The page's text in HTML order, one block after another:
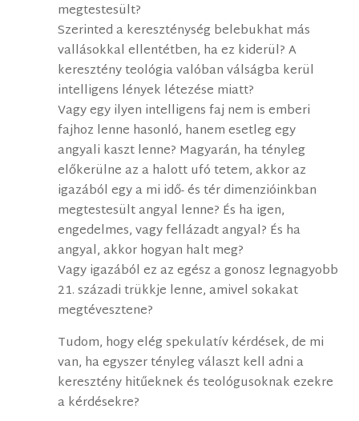
megtestesült?
Szerinted a kereszténység belebukhat más
vallásokkal ellentétben, ha ez kiderül? A
keresztény teológia valóban válságba kerül
intelligens lények létezése miatt?
Vagy egy ilyen intelligens faj nem is emberi
fajhoz lenne hasonló, hanem esetleg egy
angyali kaszt lenne? Magyarán, ha tényleg
előkerülne az a halott ufó tetem, akkor az
igazából egy a mi idő- és tér dimenzióinkban
megtestesült angyal lenne? És ha igen,
engedelmes, vagy fellázadt angyal? És ha
angyal, akkor hogyan halt meg?
Vagy igazából ez az egész a gonosz legnagyobb
21. századi trükkje lenne, amivel sokakat
megtévesztene?
Tudom, hogy elég spekulatív kérdések, de mi
van, ha egyszer tényleg választ kell adni a
keresztény hitűeknek és teológusoknak ezekre
a kérdésekre?